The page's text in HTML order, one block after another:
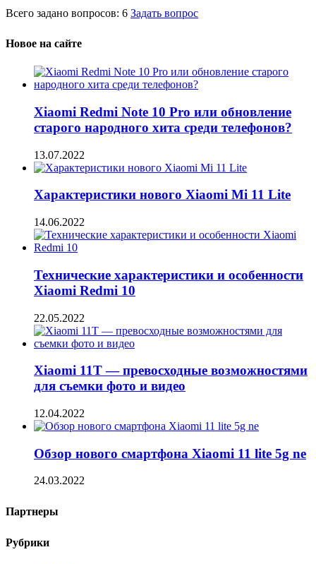
Всего задано вопросов: 6 Задать вопрос
Новое на сайте
Xiaomi Redmi Note 10 Pro или обновление
старого народного хита среди телефонов?
13.07.2022
Характеристики нового Xiaomi Mi 11 Lite
14.06.2022
Технические характеристики и особенности
Xiaomi Redmi 10
22.05.2022
Xiaomi 11T — превосходные возможностями
для съемки фото и видео
12.04.2022
Обзор нового смартфона Xiaomi 11 lite 5g ne
24.03.2022
Партнеры
Рубрики